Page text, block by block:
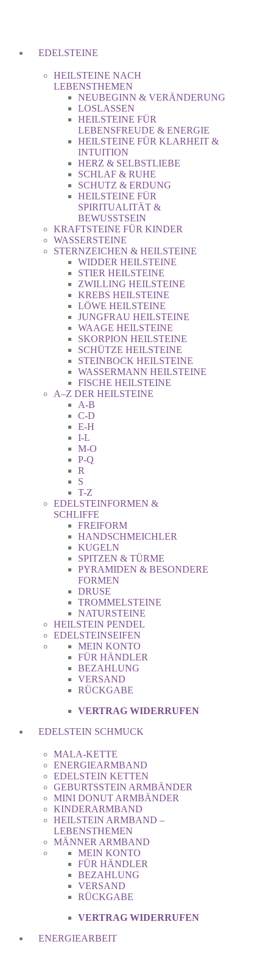
EDELSTEINE
HEILSTEINE NACH
LEBENSTHEMEN
NEUBEGINN & VERÄNDERUNG
LOSLASSEN
HEILSTEINE FÜR
LEBENSFREUDE & ENERGIE
HEILSTEINE FÜR KLARHEIT &
INTUITION
HERZ & SELBSTLIEBE
SCHLAF & RUHE
SCHUTZ & ERDUNG
HEILSTEINE FÜR
SPIRITUALITÄT &
BEWUSSTSEIN
KRAFTSTEINE FÜR KINDER
WASSERSTEINE
STERNZEICHEN & HEILSTEINE
WIDDER HEILSTEINE
STIER HEILSTEINE
ZWILLING HEILSTEINE
KREBS HEILSTEINE
LÖWE HEILSTEINE
JUNGFRAU HEILSTEINE
WAAGE HEILSTEINE
SKORPION HEILSTEINE
SCHÜTZE HEILSTEINE
STEINBOCK HEILSTEINE
WASSERMANN HEILSTEINE
FISCHE HEILSTEINE
A–Z DER HEILSTEINE
A-B
C-D
E-H
I-L
M-O
P-Q
R
S
T-Z
EDELSTEINFORMEN &
SCHLIFFE
FREIFORM
HANDSCHMEICHLER
KUGELN
SPITZEN & TÜRME
PYRAMIDEN & BESONDERE
FORMEN
DRUSE
TROMMELSTEINE
NATURSTEINE
HEILSTEIN PENDEL
EDELSTEINSEIFEN
MEIN KONTO
FÜR HÄNDLER
BEZAHLUNG
VERSAND
RÜCKGABE
VERTRAG WIDERRUFEN
EDELSTEIN SCHMUCK
MALA-KETTE
ENERGIEARMBAND
EDELSTEIN KETTEN
GEBURTSSTEIN ARMBÄNDER
MINI DONUT ARMBÄNDER
KINDERARMBAND
HEILSTEIN ARMBAND –
LEBENSTHEMEN
MÄNNER ARMBAND
MEIN KONTO
FÜR HÄNDLER
BEZAHLUNG
VERSAND
RÜCKGABE
VERTRAG WIDERRUFEN
ENERGIEARBEIT